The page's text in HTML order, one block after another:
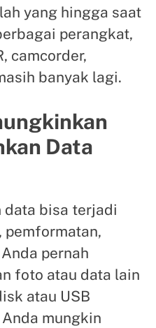
yang hingga saat
perangkat,
camcorder,
banyak lagi.
Data
data bisa terjadi
pemformatan,
pernah
foto atau data lain
atau USB
mungkin